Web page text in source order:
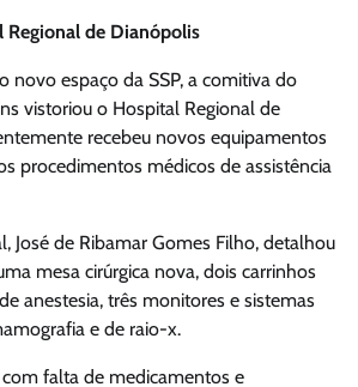
de Dianópolis
novo espaço da SSP, a comitiva do
vistoriou o Hospital Regional de
recebeu novos equipamentos
procedimentos médicos de assistência
José de Ribamar Gomes Filho, detalhou
mesa cirúrgica nova, dois carrinhos
anestesia, três monitores e sistemas
e de raio-x.
falta de medicamentos e